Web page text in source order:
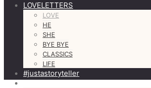
LOVELETTERS
LOVE
HE
SHE
BYE BYE
CLASSICS
LIFE
#justastoryteller
MORE